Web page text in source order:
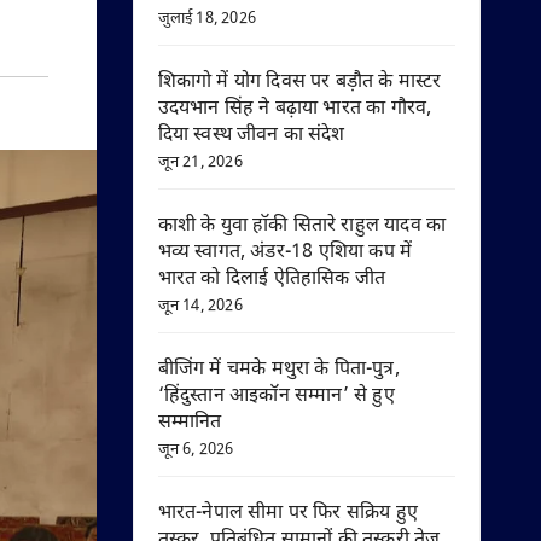
जुलाई 18, 2026
शिकागो में योग दिवस पर बड़ौत के मास्टर
उदयभान सिंह ने बढ़ाया भारत का गौरव,
दिया स्वस्थ जीवन का संदेश
जून 21, 2026
काशी के युवा हॉकी सितारे राहुल यादव का
भव्य स्वागत, अंडर-18 एशिया कप में
भारत को दिलाई ऐतिहासिक जीत
जून 14, 2026
बीजिंग में चमके मथुरा के पिता-पुत्र,
‘हिंदुस्तान आइकॉन सम्मान’ से हुए
सम्मानित
जून 6, 2026
भारत-नेपाल सीमा पर फिर सक्रिय हुए